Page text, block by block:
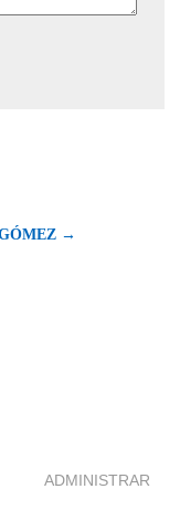
→
ADMINISTRAR